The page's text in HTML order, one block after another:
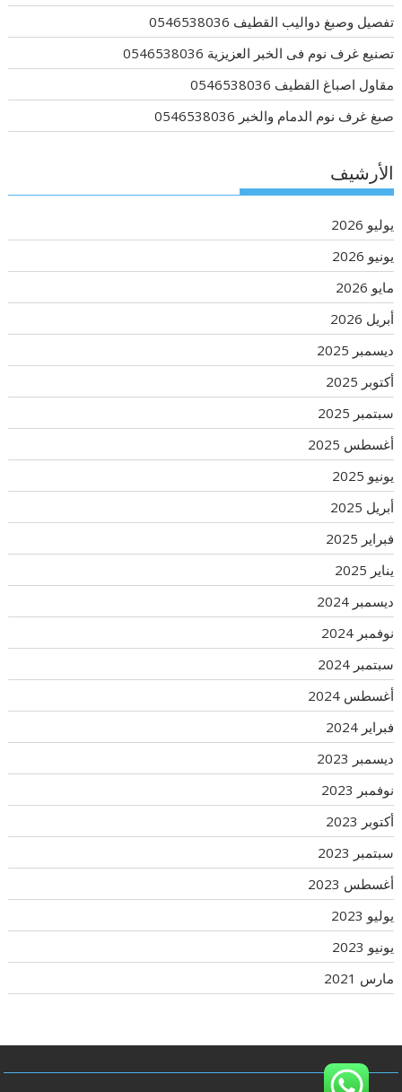
تفصيل وصبغ دواليب القطيف 0546538036
تصنيع غرف نوم فى الخبر العزيزية 0546538036
مقاول اصباغ القطيف 0546538036
صبغ غرف نوم الدمام والخبر 0546538036
الأرشيف
يوليو 2026
يونيو 2026
مايو 2026
أبريل 2026
ديسمبر 2025
أكتوبر 2025
سبتمبر 2025
أغسطس 2025
يونيو 2025
أبريل 2025
فبراير 2025
يناير 2025
ديسمبر 2024
نوفمبر 2024
سبتمبر 2024
أغسطس 2024
فبراير 2024
ديسمبر 2023
نوفمبر 2023
أكتوبر 2023
سبتمبر 2023
أغسطس 2023
يوليو 2023
يونيو 2023
مارس 2021